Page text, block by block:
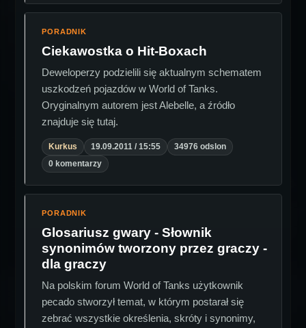
PORADNIK
Ciekawostka o Hit-Boxach
Deweloperzy podzielili się aktualnym schematem
uszkodzeń pojazdów w World of Tanks.
Oryginalnym autorem jest Alebelle, a źródło
znajduje się tutaj.
Kurkus 19.09.2011 / 15:55
34976 odslon
0 komentarzy
PORADNIK
Glosariusz gwary - Słownik
synonimów tworzony przez graczy -
dla graczy
Na polskim forum World of Tanks użytkownik
pecado stworzył temat, w którym postarał się
zebrać wszystkie określenia, skróty i synonimy,